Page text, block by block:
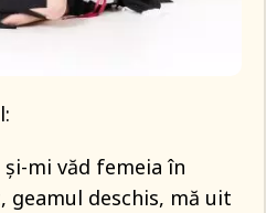
mi văd femeia în
geamul deschis, mă uit